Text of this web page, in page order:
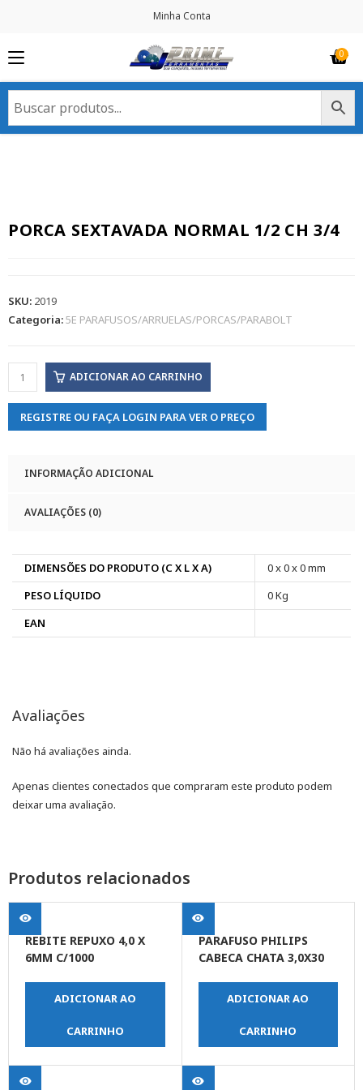
Minha Conta
PORCA SEXTAVADA NORMAL 1/2 CH 3/4
SKU: 2019
Categoria:5E PARAFUSOS/ARRUELAS/PORCAS/PARABOLT
ADICIONAR AO CARRINHO
REGISTRE OU FAÇA LOGIN PARA VER O PREÇO
INFORMAÇÃO ADICIONAL
AVALIAÇÕES (0)
DIMENSÕES DO PRODUTO (C X L X A)
0 x 0 x 0 mm
PESO LÍQUIDO
0 Kg
EAN
Avaliações
Não há avaliações ainda.
Apenas clientes conectados que compraram este produto podem
deixar uma avaliação.
Produtos relacionados
REBITE REPUXO 4,0 X
6MM C/1000
ADICIONAR AO
CARRINHO
PARAFUSO PHILIPS
CABECA CHATA 3,0X30
ADICIONAR AO
CARRINHO